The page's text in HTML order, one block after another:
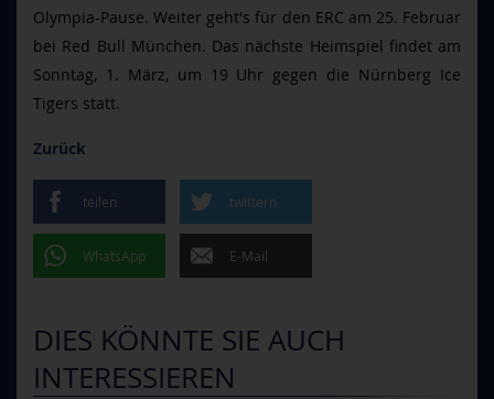
Olympia-Pause. Weiter geht's für den ERC am 25. Februar
bei Red Bull München. Das nächste Heimspiel findet am
Sonntag, 1. März, um 19 Uhr gegen die Nürnberg Ice
Tigers statt.
Zurück
teilen twittern
WhatsApp E-Mail
DIES KÖNNTE SIE AUCH
INTERESSIEREN